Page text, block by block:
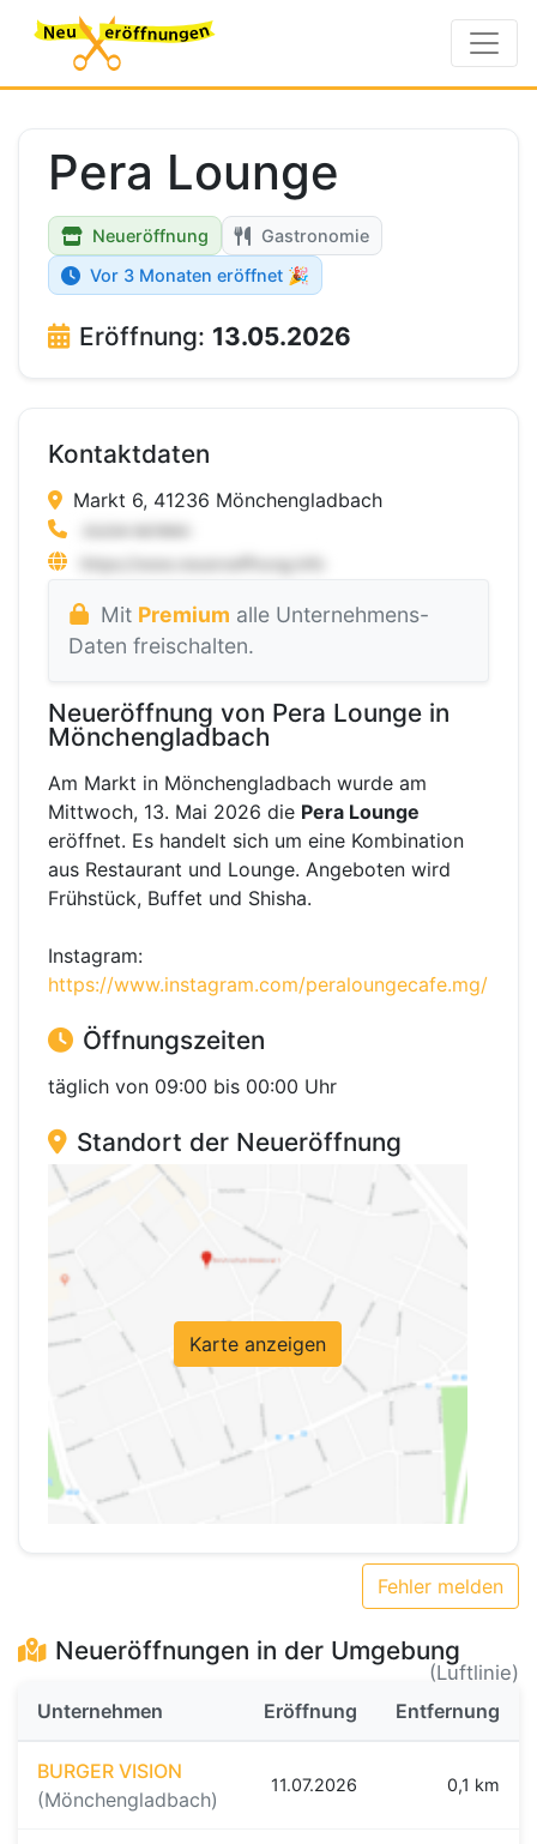
Pera Lounge
Neueröffnung
Gastronomie
Vor 3 Monaten eröffnet 🎉
Eröffnung: 13.05.2026
Kontaktdaten
Markt 6, 41236 Mönchengladbach
Mit Premium alle Unternehmens-
Daten freischalten.
Neueröffnung von Pera Lounge in
Mönchengladbach
Am Markt in Mönchengladbach wurde am
Mittwoch, 13. Mai 2026 die Pera Lounge
eröffnet. Es handelt sich um eine Kombination
aus Restaurant und Lounge. Angeboten wird
Frühstück, Buffet und Shisha.
Instagram:
https://www.instagram.com/peraloungecafe.mg/
Öffnungszeiten
täglich von 09:00 bis 00:00 Uhr
Standort der Neueröffnung
Karte anzeigen
Fehler melden
Neueröffnungen in der Umgebung
(Luftlinie)
Unternehmen
Eröffnung Entfernung
BURGER VISION
(Mönchengladbach)
11.07.2026 0,1 km